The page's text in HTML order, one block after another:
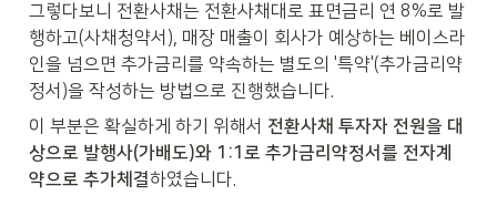
그렇다보니 전환사채는 전환사채대로 표면금리 연 8%로 발
행하고(사채청약서), 매장 매출이 회사가 예상하는 베이스라
인을 넘으면 추가금리를 약속하는 별도의 '특약'(추가금리약
정서)을 작성하는 방법으로 진행했습니다.
이 부분은 확실하게 하기 위해서 전환사채 투자자 전원을 대
상으로 발행사(가배도)와 1:1로 추가금리약정서를 전자계
약으로 추가체결하였습니다.